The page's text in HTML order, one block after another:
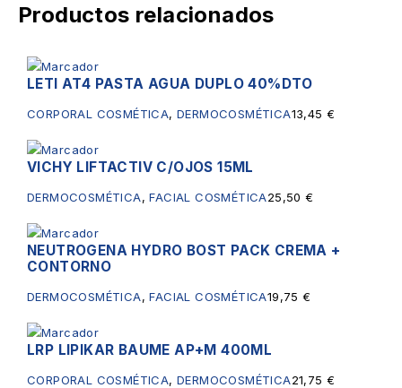
Productos relacionados
LETI AT4 PASTA AGUA DUPLO 40%DTO
CORPORAL COSMÉTICA,DERMOCOSMÉTICA13,45€
VICHY LIFTACTIV C/OJOS 15ML
DERMOCOSMÉTICA,FACIAL COSMÉTICA25,50€
NEUTROGENA HYDRO BOST PACK CREMA +
CONTORNO
DERMOCOSMÉTICA,FACIAL COSMÉTICA19,75€
LRP LIPIKAR BAUME AP+M 400ML
CORPORAL COSMÉTICA,DERMOCOSMÉTICA21,75€